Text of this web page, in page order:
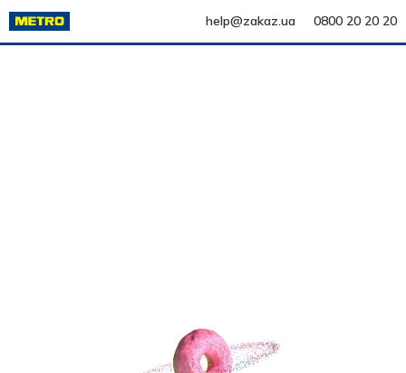
help@zakaz.ua 0800 20 20 20